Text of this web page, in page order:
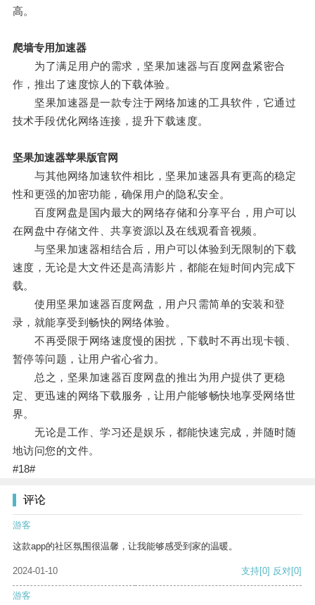
高。
爬墙专用加速器
为了满足用户的需求，坚果加速器与百度网盘紧密合
作，推出了速度惊人的下载体验。
坚果加速器是一款专注于网络加速的工具软件，它通过
技术手段优化网络连接，提升下载速度。
坚果加速器苹果版官网
与其他网络加速软件相比，坚果加速器具有更高的稳定
性和更强的加密功能，确保用户的隐私安全。
百度网盘是国内最大的网络存储和分享平台，用户可以
在网盘中存储文件、共享资源以及在线观看音视频。
与坚果加速器相结合后，用户可以体验到无限制的下载
速度，无论是大文件还是高清影片，都能在短时间内完成下
载。
使用坚果加速器百度网盘，用户只需简单的安装和登
录，就能享受到畅快的网络体验。
不再受限于网络速度慢的困扰，下载时不再出现卡顿、
暂停等问题，让用户省心省力。
总之，坚果加速器百度网盘的推出为用户提供了更稳
定、更迅速的网络下载服务，让用户能够畅快地享受网络世
界。
无论是工作、学习还是娱乐，都能快速完成，并随时随
地访问您的文件。
#18#
评论
游客
这款app的社区氛围很温馨，让我能够感受到家的温暖。
2024-01-10 支持[0] 反对[0]
游客